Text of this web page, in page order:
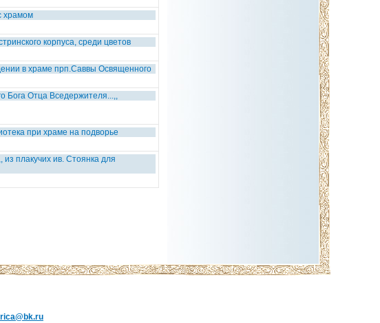
храмом
корпуса, среди цветов
в храме прп.Саввы Освященного
Бога Отца Вседержителя...,,
при храме на подворье
из плакучих ив. Стоянка для